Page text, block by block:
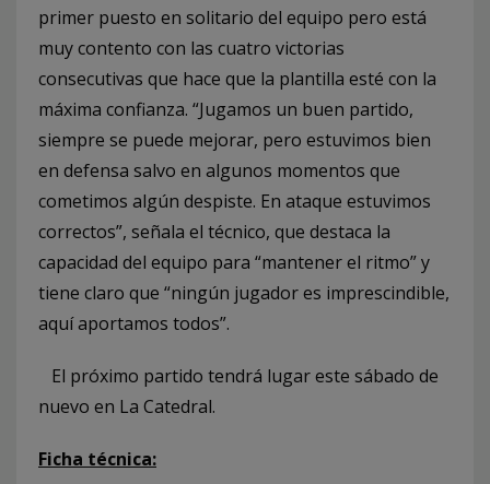
primer puesto en solitario del equipo pero está
muy contento con las cuatro victorias
consecutivas que hace que la plantilla esté con la
máxima confianza. “Jugamos un buen partido,
siempre se puede mejorar, pero estuvimos bien
en defensa salvo en algunos momentos que
cometimos algún despiste. En ataque estuvimos
correctos”, señala el técnico, que destaca la
capacidad del equipo para “mantener el ritmo” y
tiene claro que “ningún jugador es imprescindible,
aquí aportamos todos”.
El próximo partido tendrá lugar este sábado de
nuevo en La Catedral.
Ficha técnica: